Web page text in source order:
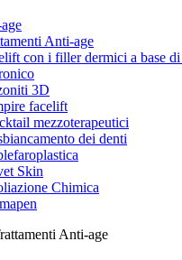
Anti-age
con i filler dermici a base
3D
facelift
mezzoterapeutici
dei denti
Skin
Chimica